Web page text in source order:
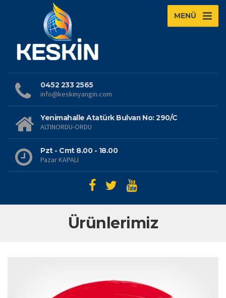
MENÜ
0452 233 2565
info@keskinyangin.com
Yenimahalle Atatürk Bulvarı No: 290/C
ALTINORDU-ORDU
Pzt - Cmt 8.00 - 18.00
Pazar KAPALI
Ürünlerimiz